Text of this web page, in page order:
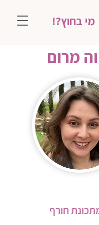
מי בחוץ?!
מרום
חורף